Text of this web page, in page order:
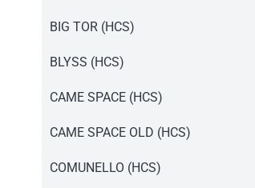
Instrukcja pilot T4.pdf
BIG TOR (HCS)
Instrukcja pilot T4.pdf
BLYSS (HCS)
Instrukcja pilot T4.pdf
CAME SPACE (HCS)
Instrukcja pilot T4.pdf
CAME SPACE OLD (HCS)
Instrukcja pilot T4.pdf
COMUNELLO (HCS)